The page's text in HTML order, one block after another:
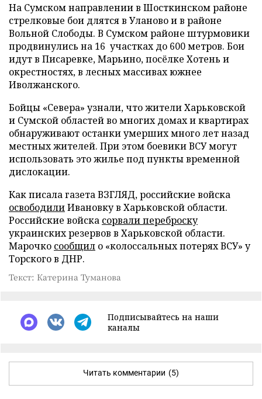
На Сумском направлении в Шосткинском районе
стрелковые бои длятся в Уланово и в районе
Вольной Слободы. В Сумском районе штурмовики
продвинулись на 16 участках до 600 метров. Бои
идут в Писаревке, Марьино, посёлке Хотень и
окрестностях, в лесных массивах южнее
Иволжанского.
Бойцы «Севера» узнали, что жители Харьковской
и Сумской областей во многих домах и квартирах
обнаруживают останки умерших много лет назад
местных жителей. При этом боевики ВСУ могут
использовать это жилье под пункты временной
дислокации.
Как писала газета ВЗГЛЯД, российские войска
освободилиИвановку в Харьковской области.
Российские войска сорвали переброску
украинских резервов в Харьковской области.
Марочко сообщил о «колоссальных потерях ВСУ» у
Торского в ДНР.
Текст: Катерина Туманова
Подписывайтесь на наши
каналы
Читать комментарии (5)